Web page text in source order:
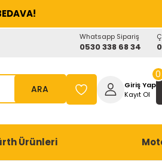
Whatsapp Sipariş
0530 338 68 34
ARA
Giriş Yap
Kayıt Ol
0
Ürünleri